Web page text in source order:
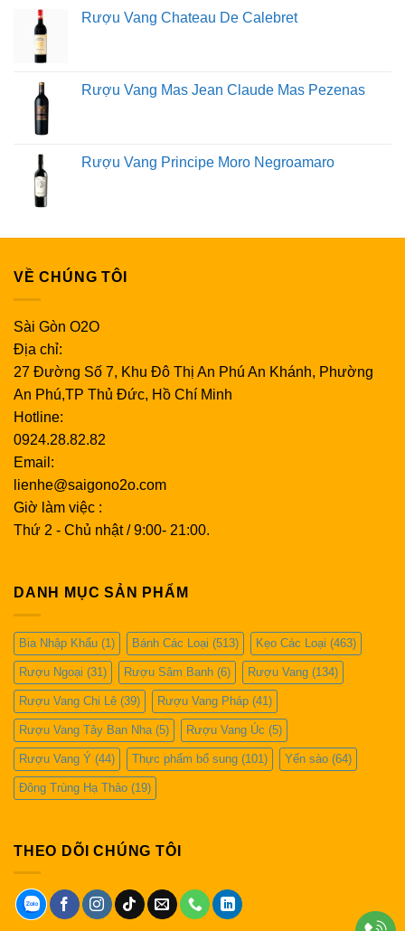
Rượu Vang Chateau De Calebret
Rượu Vang Mas Jean Claude Mas Pezenas
Rượu Vang Principe Moro Negroamaro
VỀ CHÚNG TÔI
Sài Gòn O2O
Địa chỉ:
27 Đường Số 7, Khu Đô Thị An Phú An Khánh, Phường
An Phú,TP Thủ Đức, Hồ Chí Minh
Hotline:
0924.28.82.82
Email:
lienhe@saigono2o.com
Giờ làm việc :
Thứ 2 - Chủ nhật / 9:00- 21:00.
DANH MỤC SẢN PHẨM
Bia Nhập Khẩu (1) Bánh Các Loại (513) Kẹo Các Loại (463)
Rượu Ngoại (31) Rượu Sâm Banh (6) Rượu Vang (134)
Rượu Vang Chi Lê (39) Rượu Vang Pháp (41)
Rượu Vang Tây Ban Nha (5) Rượu Vang Úc (5)
Rượu Vang Ý (44) Thực phẩm bổ sung (101) Yến sào (64)
Đông Trùng Hạ Thảo (19)
THEO DÕI CHÚNG TÔI